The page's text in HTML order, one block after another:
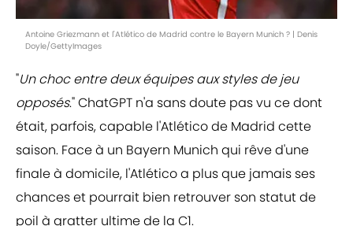
Antoine Griezmann et l'Atlético de Madrid contre le Bayern Munich ? | Denis
Doyle/GettyImages
"Un choc entre deux équipes aux styles de jeu
opposés." ChatGPT n'a sans doute pas vu ce dont
était, parfois, capable l'Atlético de Madrid cette
saison. Face à un Bayern Munich qui rêve d'une
finale à domicile, l'Atlético a plus que jamais ses
chances et pourrait bien retrouver son statut de
poil à gratter ultime de la C1.